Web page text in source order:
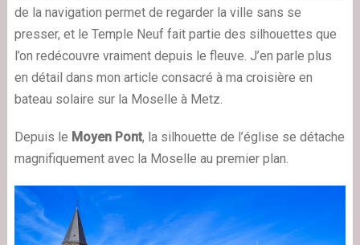
de la navigation permet de regarder la ville sans se
presser, et le Temple Neuf fait partie des silhouettes que
l’on redécouvre vraiment depuis le fleuve. J’en parle plus
en détail dans mon article consacré à ma croisière en
bateau solaire sur la Moselle à Metz.
Depuis le Moyen Pont, la silhouette de l’église se détache
magnifiquement avec la Moselle au premier plan.